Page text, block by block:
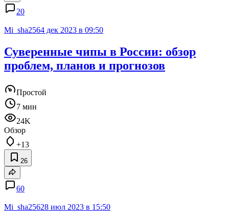
20
Mi_sha2564 дек 2023 в 09:50
Суверенные чипы в России: обзор
проблем, планов и прогнозов
Простой
7 мин
24K
Обзор
+13
26
60
Mi_sha25628 июл 2023 в 15:50